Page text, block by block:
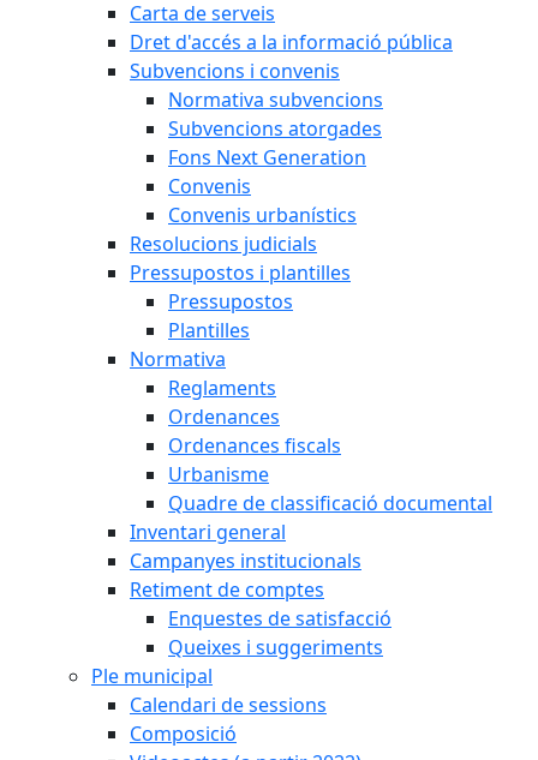
Carta de serveis
Dret d'accés a la informació pública
Subvencions i convenis
Normativa subvencions
Subvencions atorgades
Fons Next Generation
Convenis
Convenis urbanístics
Resolucions judicials
Pressupostos i plantilles
Pressupostos
Plantilles
Normativa
Reglaments
Ordenances
Ordenances fiscals
Urbanisme
Quadre de classificació documental
Inventari general
Campanyes institucionals
Retiment de comptes
Enquestes de satisfacció
Queixes i suggeriments
Ple municipal
Calendari de sessions
Composició